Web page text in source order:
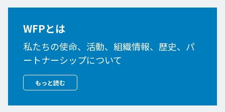
WFPとは
私たちの使命、活動、組織情報、歴史、パ
ートナーシップについて
もっと読む